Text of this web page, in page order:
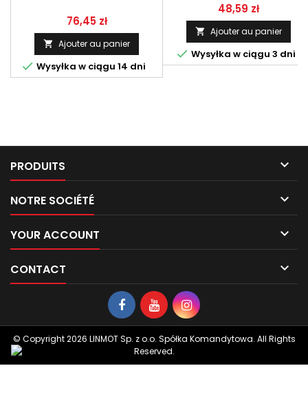
Prix
76,45 zł
 Ajouter au panier
 Wysyłka w ciągu 14 dni
Prix
48,59 zł
 Ajouter au panier
 Wysyłka w ciągu 3 dni
PRODUITS 
NOTRE SOCIÉTÉ 
YOUR ACCOUNT 
CONTACT 
© Copyright 2026 LINMOT Sp. z o.o. Spółka Komandytowa. All Rights
Reserved.